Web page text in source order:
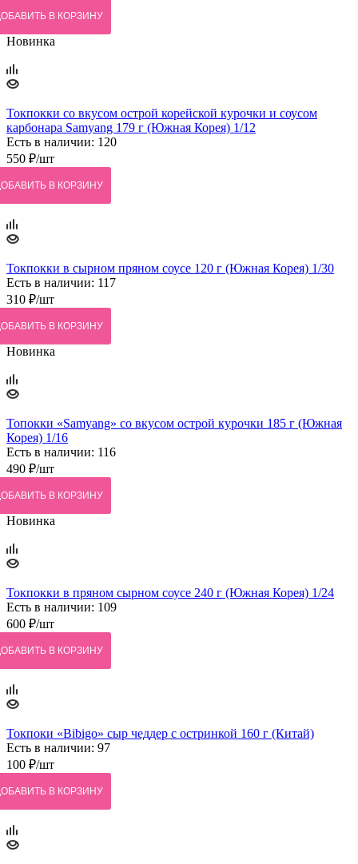
В КОРЗИНУ
Новинка
Токпокки со вкусом острой корейской курочки и соусом
карбонара Samyang 179 г (Южная Корея) 1/12
Есть в наличии: 120
550 ₽/шт
В КОРЗИНУ
Токпокки в сырном пряном соусе 120 г (Южная Корея) 1/30
Есть в наличии: 117
310 ₽/шт
В КОРЗИНУ
Новинка
Топокки «Samyang» со вкусом острой курочки 185 г (Южная
Корея) 1/16
Есть в наличии: 116
490 ₽/шт
В КОРЗИНУ
Новинка
Токпокки в пряном сырном соусе 240 г (Южная Корея) 1/24
Есть в наличии: 109
600 ₽/шт
В КОРЗИНУ
Токпоки «Bibigo» сыр чеддер с остринкой 160 г (Китай)
Есть в наличии: 97
100 ₽/шт
В КОРЗИНУ